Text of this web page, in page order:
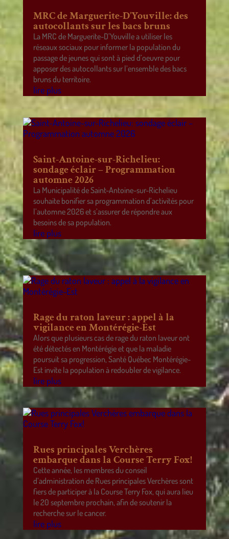
MRC de Marguerite-D’Youville: des
autocollants sur les bacs bruns
La MRC de Marguerite-D’Youville a utiliser les
réseaux sociaux pour informer la population du
passage de jeunes qui sont à pied d’oeuvre pour
apposer des autocollants sur l’ensemble des bacs
bruns du territoire.
lire plus
Saint-Antoine-sur-Richelieu:
sondage éclair – Programmation
automne 2026
La Municipalité de Saint-Antoine-sur-Richelieu
souhaite bonifier sa programmation d’activités pour
l’automne 2026 et s’assurer de répondre aux
besoins de sa population.
lire plus
Rage du raton laveur : appel à la
vigilance en Montérégie-Est
Alors que plusieurs cas de rage du raton laveur ont
été détectés en Montérégie et que la maladie
poursuit sa progression, Santé Québec Montérégie-
Est invite la population à redoubler de vigilance.
lire plus
Rues principales Verchères
embarque dans la Course Terry Fox!
Cette année, les membres du conseil
d’administration de Rues principales Verchères sont
fiers de participer à la Course Terry Fox, qui aura lieu
le 20 septembre prochain, afin de soutenir la
recherche sur le cancer.
lire plus